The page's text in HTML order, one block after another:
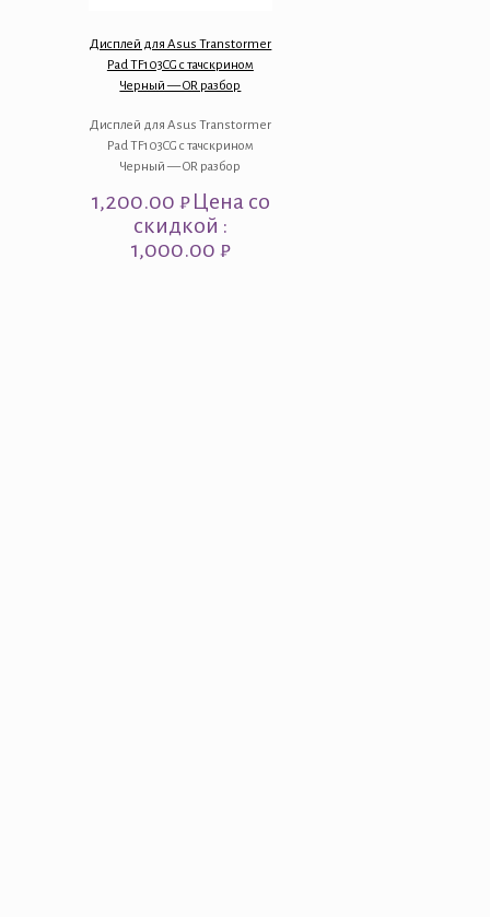
Дисплей для Asus Transtormer
Pad TF103CG с тачскрином
Черный — OR разбор
Дисплей для Asus Transtormer
Pad TF103CG с тачскрином
Черный — OR разбор
1,200.00 ₽Цена со
скидкой :
1,000.00 ₽